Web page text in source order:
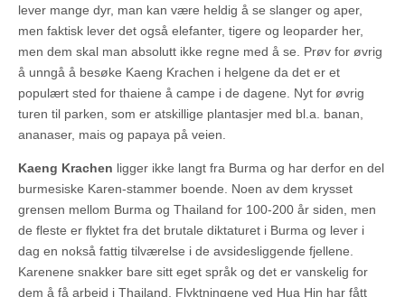
lever mange dyr, man kan være heldig å se slanger og aper,
men faktisk lever det også elefanter, tigere og leoparder her,
men dem skal man absolutt ikke regne med å se. Prøv for øvrig
å unngå å besøke Kaeng Krachen i helgene da det er et
populært sted for thaiene å campe i de dagene. Nyt for øvrig
turen til parken, som er atskillige plantasjer med bl.a. banan,
ananaser, mais og papaya på veien.
Kaeng Krachen ligger ikke langt fra Burma og har derfor en del
burmesiske Karen-stammer boende. Noen av dem krysset
grensen mellom Burma og Thailand for 100-200 år siden, men
de fleste er flyktet fra det brutale diktaturet i Burma og lever i
dag en nokså fattig tilværelse i de avsidesliggende fjellene.
Karenene snakker bare sitt eget språk og det er vanskelig for
dem å få arbeid i Thailand. Flyktningene ved Hua Hin har fått